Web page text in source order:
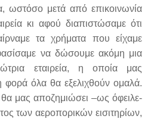
ωστόσο μετά από επικοινωνία
κι αφού διαπιστώσαμε ότι
τα χρήματα που είχαμε
να δώσουμε ακόμη μια
εταιρεία, η οποία μας
φορά όλα θα εξελιχθούν ομαλά.
θα μας αποζημιώσει –ως όφειλε-
των αεροπορικών εισιτηρίων,